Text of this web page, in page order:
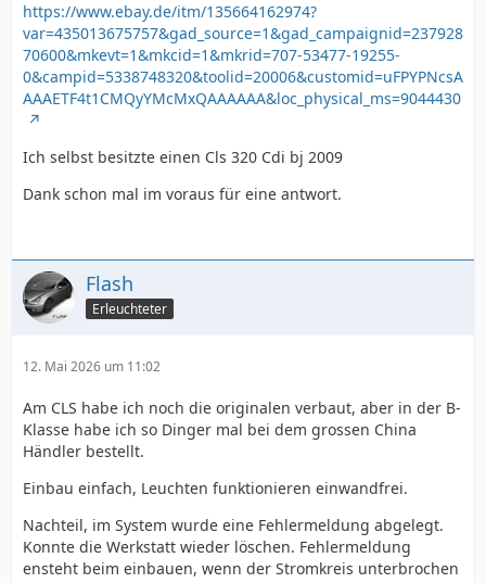
https://www.ebay.de/itm/135664162974?
var=435013675757&gad_source=1&gad_campaignid=237928
70600&mkevt=1&mkcid=1&mkrid=707-53477-19255-
0&campid=5338748320&toolid=20006&customid=uFPYPNcsA
AAAETF4t1CMQyYMcMxQAAAAAA&loc_physical_ms=9044430
Ich selbst besitzte einen Cls 320 Cdi bj 2009
Dank schon mal im voraus für eine antwort.
Flash
Erleuchteter
12. Mai 2026 um 11:02
Am CLS habe ich noch die originalen verbaut, aber in der B-
Klasse habe ich so Dinger mal bei dem grossen China
Händler bestellt.
Einbau einfach, Leuchten funktionieren einwandfrei.
Nachteil, im System wurde eine Fehlermeldung abgelegt.
Konnte die Werkstatt wieder löschen. Fehlermeldung
ensteht beim einbauen, wenn der Stromkreis unterbrochen